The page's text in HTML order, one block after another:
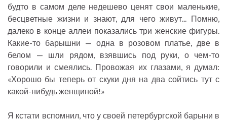
будто в самом деле недешево ценят свои маленькие,
бесцветные жизни и знают, для чего живут... Помню,
далеко в конце аллеи показались три женские фигуры.
Какие-то барышни — одна в розовом платье, две в
белом — шли рядом, взявшись под руки, о чем-то
говорили и смеялись. Провожая их глазами, я думал:
«Хорошо бы теперь от скуки дня на два сойтись тут с
какой-нибудь женщиной!»
Я кстати вспомнил, что у своей петербургской барыни в